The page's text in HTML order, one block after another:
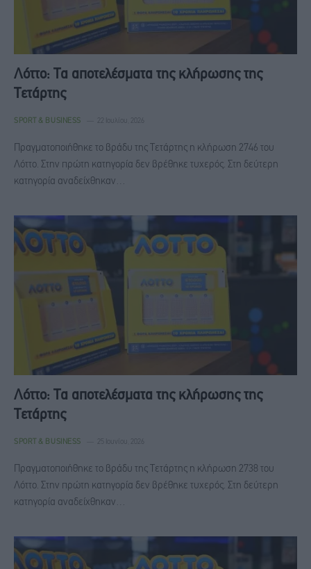
Λόττο: Τα αποτελέσματα της κλήρωσης της
Τετάρτης
SPORT & BUSINESS 22 Ιουλίου, 2026
Πραγματοποιήθηκε το βράδυ της Τετάρτης η κλήρωση 2746 του
Λόττο. Στην πρώτη κατηγορία δεν βρέθηκε τυχερός. Στη δεύτερη
κατηγορία αναδείχθηκαν…
Λόττο: Τα αποτελέσματα της κλήρωσης της
Τετάρτης
SPORT & BUSINESS 25 Ιουνίου, 2026
Πραγματοποιήθηκε το βράδυ της Τετάρτης η κλήρωση 2738 του
Λόττο. Στην πρώτη κατηγορία δεν βρέθηκε τυχερός. Στη δεύτερη
κατηγορία αναδείχθηκαν…